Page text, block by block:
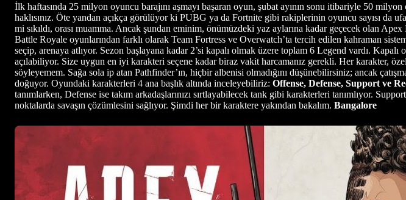
İlk haftasında 25 milyon oyuncu barajını aşmayı başaran oyun, şubat ayının sonu itibariyle 50
haklısınız. Öte yandan açıkça görülüyor ki PUBG ya da Fortnite gibi rakiplerinin oyuncu sayısı da
mi sıkıldı, orası muamma. Ancak şundan eminim, önümüzdeki yaz aylarına kadar geçecek olan
Battle Royale oyunlarından farklı olarak Team Fortress ve Overwatch’ta tercih edilen kahraman
seçip, arenaya atlıyor. Sezon başlayana kadar 2’si kapalı olmak üzere toplam 6 Legend vardı.
açılabiliyor. Size uygun en iyi karakteri seçene kadar biraz vakit harcamanız gerekli. Her karakter,
söyleyemem. Sağa sola ip atan Pathfinder’ın, hiçbir albenisi olmadığını düşünebilirsiniz; ancak
doğuyor. Oyundaki karakterleri 4 ana başlık altında inceleyebiliriz: Offense, Defense, Support ve
tanımlarken, Defense ise takım arkadaşlarınızı sırtlayabilecek tank gibi karakterleri tanımlıyor.
noktalarda savaşın çözümlesini sağlıyor. Şimdi her bir karaktere yakından bakalım. Bangalore